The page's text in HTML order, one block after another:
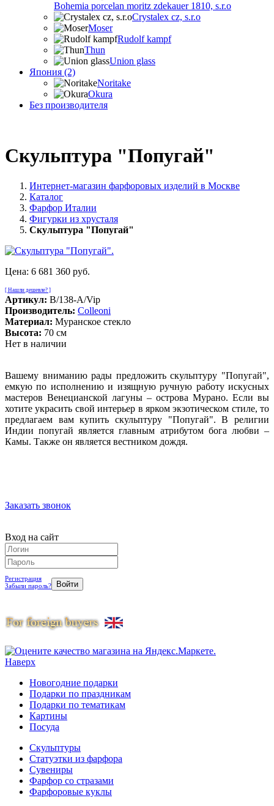
Bohemia porcelan moritz zdekauer 1810, s.r.o
Crystalex cz, s.r.o
Moser
Rudolf kampf
Thun
Union glass
Япония (2)
Noritake
Okura
Без производителя
Скульптура "Попугай"
Интернет-магазин фарфоровых изделий в Москве
Каталог
Фарфор Италии
Фигурки из хрусталя
Скульптура "Попугай"
Цена: 6 681 360 руб.
[ Нашли дешевле? ]
Артикул: B/138-A/Vip
Производитель: Colleoni
Материал: Муранское стекло
Высота: 70 см
Нет в наличии
Вашему вниманию рады предложить скульптуру "Попугай",
емкую по исполнению и изящную ручную работу искусных
мастеров Венецианской лагуны – острова Мурано. Если вы
хотите украсить свой интерьер в ярком экзотическом стиле, то
предлагаем вам купить скульптуру "Попугай". В религии
Индии попугай является главным атрибутом бога любви –
Камы. Также он является вестником дождя.
Заказать звонок
Вход на сайт
Регистрация
Забыли пароль?
Наверх
Новогодние подарки
Подарки по праздникам
Подарки по тематикам
Картины
Посуда
Скульптуры
Статуэтки из фарфора
Сувениры
Фарфор со стразами
Фарфоровые куклы